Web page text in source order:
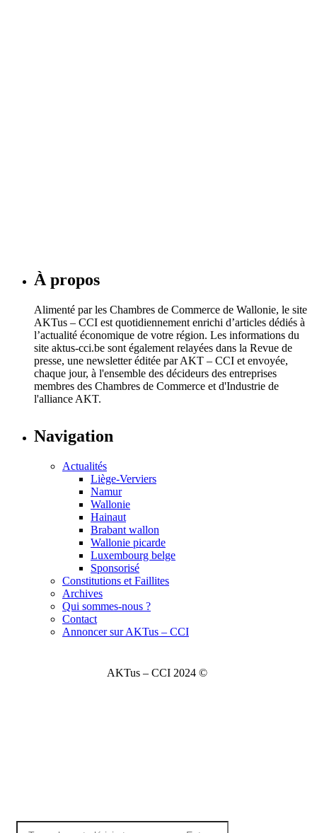
À propos
Alimenté par les Chambres de Commerce de Wallonie, le site
AKTus – CCI est quotidiennement enrichi d’articles dédiés à
l’actualité économique de votre région. Les informations du
site aktus-cci.be sont également relayées dans la Revue de
presse, une newsletter éditée par AKT – CCI et envoyée,
chaque jour, à l'ensemble des décideurs des entreprises
membres des Chambres de Commerce et d'Industrie de
l'alliance AKT.
Navigation
Actualités
Liège-Verviers
Namur
Wallonie
Hainaut
Brabant wallon
Wallonie picarde
Luxembourg belge
Sponsorisé
Constitutions et Faillites
Archives
Qui sommes-nous ?
Contact
Annoncer sur AKTus – CCI
AKTus – CCI 2024 ©